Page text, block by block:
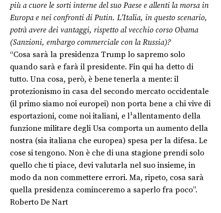
più a cuore le sorti interne del suo Paese e allenti la morsa in
Europa e nei confronti di Putin. L’Italia, in questo scenario,
potrà avere dei vantaggi, rispetto al vecchio corso Obama
(Sanzioni, embargo commerciale con la Russia)?
“Cosa sarà la presidenza Trump lo sapremo solo
quando sarà e farà il presidente. Fin qui ha detto di
tutto. Una cosa, però, è bene tenerla a mente: il
protezionismo in casa del secondo mercato occidentale
(il primo siamo noi europei) non porta bene a chi vive di
esportazioni, come noi italiani, e l¹allentamento della
funzione militare degli Usa comporta un aumento della
nostra (sia italiana che europea) spesa per la difesa. Le
cose si tengono. Non è che di una stagione prendi solo
quello che ti piace, devi valutarla nel suo insieme, in
modo da non commettere errori. Ma, ripeto, cosa sarà
quella presidenza cominceremo a saperlo fra poco”.
Roberto De Nart